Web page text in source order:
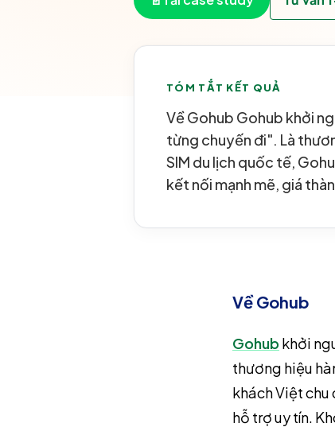
TÓM TẮT KẾT QUẢ
Về Gohub Gohub khởi
từng chuyến đi". Là
SIM du lịch quốc tế,
kết nối mạnh mẽ, giá
Về Gohub
Gohub khởi
thương hiệu
khách Việt chu
hỗ trợ uy tín.